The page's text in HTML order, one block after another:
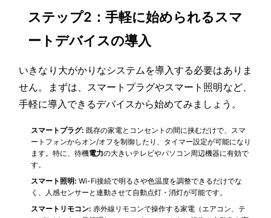
ステップ2：手軽に始められるスマ
ートデバイスの導入
いきなり大がかりなシステムを導入する必要はありま
せん。まずは、スマートプラグやスマート照明など、
手軽に導入できるデバイスから始めてみましょう。
スマートプラグ: 既存の家電とコンセントの間に挟むだけで、スマ
ートフォンからオン/オフを制御したり、タイマー設定が可能になり
ます。特に、待機電力の大きいテレビやパソコン周辺機器に有効で
す。
スマート照明: Wi-Fi接続で明るさや色温度を調整できるだけでな
く、人感センサーと連動させて自動点灯・消灯が可能です。
スマートリモコン: 赤外線リモコンで操作する家電（エアコン、テ